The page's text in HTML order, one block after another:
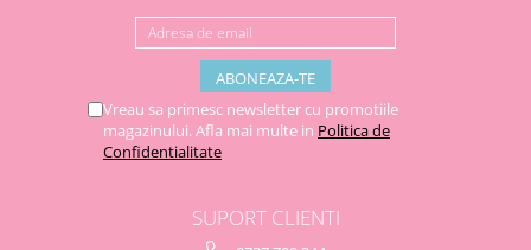
Vreau sa primesc newsletter cu promotiile
magazinului. Afla mai multe in Politica de
Confidentialitate
SUPORT CLIENTI